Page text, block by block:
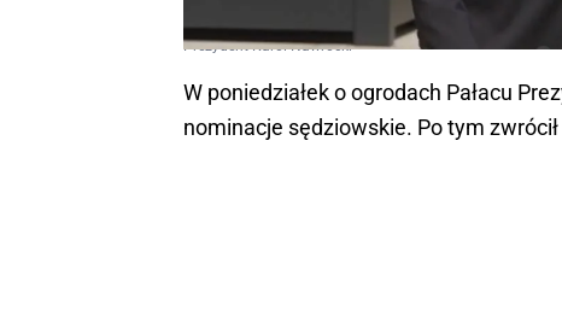
Prezydent Karol Nawrocki
W poniedziałek o ogrodach Pałacu
nominacje sędziowskie. Po tym